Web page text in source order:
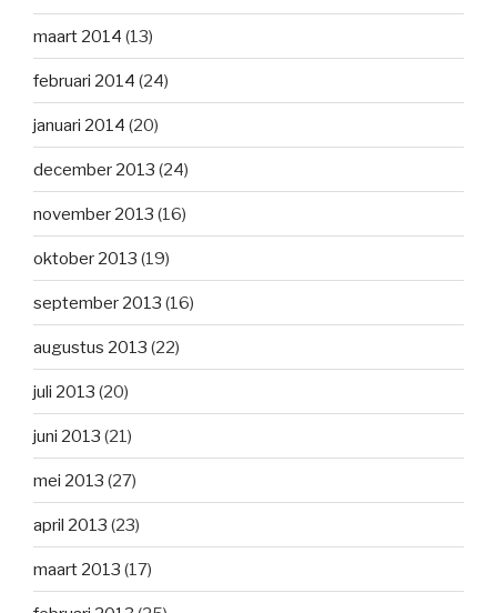
maart 2014 (13)
februari 2014 (24)
januari 2014 (20)
december 2013 (24)
november 2013 (16)
oktober 2013 (19)
september 2013 (16)
augustus 2013 (22)
juli 2013 (20)
juni 2013 (21)
mei 2013 (27)
april 2013 (23)
maart 2013 (17)